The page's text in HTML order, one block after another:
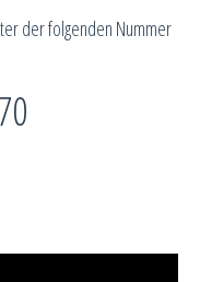
der folgenden Nummer